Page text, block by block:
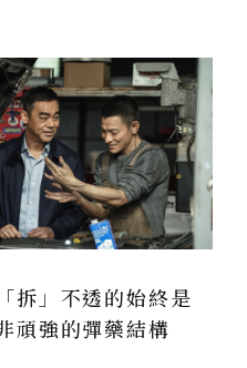
拆」不透的始終是
頑強的彈藥結構